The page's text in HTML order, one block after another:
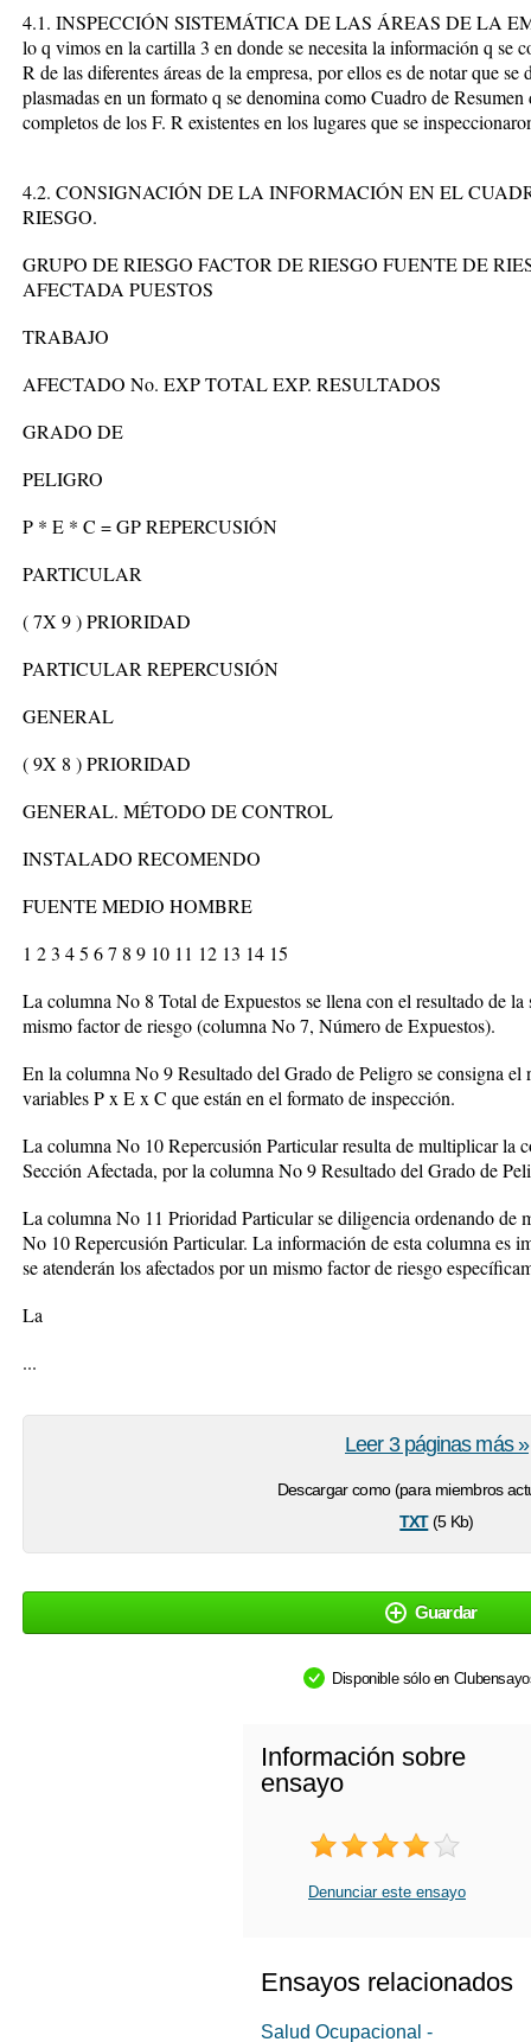
4.1. INSPECCIÓN SISTEMÁTICA DE LAS ÁREAS DE LA
lo q vimos en la cartilla 3 en donde se necesita la información q se
R de las diferentes áreas de la empresa, por ellos es de notar que se
plasmadas en un formato q se denomina como Cuadro de
completos de los F. R existentes en los lugares que se
4.2. CONSIGNACIÓN DE LA INFORMACIÓN EN EL
RIESGO.
GRUPO DE RIESGO FACTOR DE RIESGO FUENTE DE
AFECTADA PUESTOS
TRABAJO
AFECTADO No. EXP TOTAL EXP. RESULTADOS
GRADO DE
PELIGRO
P * E * C = GP REPERCUSIÓN
PARTICULAR
( 7X 9 ) PRIORIDAD
PARTICULAR REPERCUSIÓN
GENERAL
( 9X 8 ) PRIORIDAD
GENERAL. MÉTODO DE CONTROL
INSTALADO RECOMENDO
FUENTE MEDIO HOMBRE
1 2 3 4 5 6 7 8 9 10 11 12 13 14 15
La columna No 8 Total de Expuestos se llena con el resultado de la
mismo factor de riesgo (columna No 7, Número de Expuestos).
En la columna No 9 Resultado del Grado de Peligro se consigna
variables P x E x C que están en el formato de inspección.
La columna No 10 Repercusión Particular resulta de multiplicar la
Sección Afectada, por la columna No 9 Resultado del Grado de
La columna No 11 Prioridad Particular se diligencia ordenando de
No 10 Repercusión Particular. La información de esta columna es
se atenderán los afectados por un mismo factor de riesgo
La
...
Descargar como (para miembros
txt(5 Kb)
Leer 3 páginas más »
Guardar
Disponible sólo en
Información sobre
ensayo
Denunciar este ensayo
Ensayos relacionados
Salud Ocupacional -